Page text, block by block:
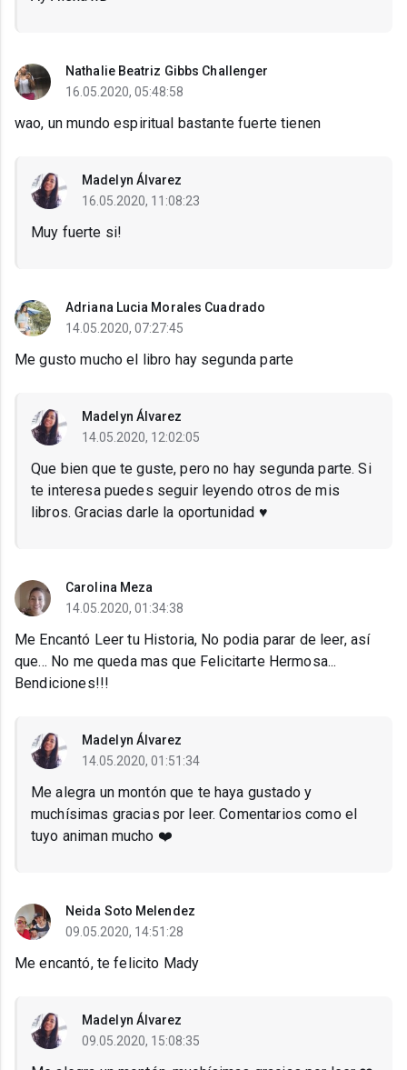
Nathalie Beatriz Gibbs Challenger
16.05.2020, 05:48:58
wao, un mundo espiritual bastante fuerte tienen
Madelyn Álvarez
16.05.2020, 11:08:23
Muy fuerte si!
Adriana Lucia Morales Cuadrado
14.05.2020, 07:27:45
Me gusto mucho el libro hay segunda parte
Madelyn Álvarez
14.05.2020, 12:02:05
Que bien que te guste, pero no hay segunda parte. Si
te interesa puedes seguir leyendo otros de mis
libros. Gracias darle la oportunidad ♥
Carolina Meza
14.05.2020, 01:34:38
Me Encantó Leer tu Historia, No podia parar de leer, así
que... No me queda mas que Felicitarte Hermosa...
Bendiciones!!!
Madelyn Álvarez
14.05.2020, 01:51:34
Me alegra un montón que te haya gustado y
muchísimas gracias por leer. Comentarios como el
tuyo animan mucho ❤️
Neida Soto Melendez
09.05.2020, 14:51:28
Me encantó, te felicito Mady
Madelyn Álvarez
09.05.2020, 15:08:35